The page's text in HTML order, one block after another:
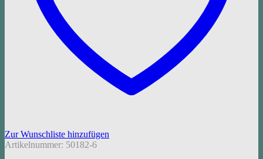
Zur Wunschliste hinzufügen
Artikelnummer: 50182-6